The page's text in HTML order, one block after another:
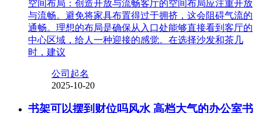
空间布局：创造开放与流畅客厅的空间布局应注重开放
与流畅。避免将家具布置得过于拥挤，这会阻碍气流的
通畅。理想的布局是确保从入口处能够直接看到客厅的
中心区域，给人一种迎接的感觉。在选择沙发和茶几
时，建议
公司起名
2025-10-20
书架可以摆到财位吗风水 高档大气的办公室书